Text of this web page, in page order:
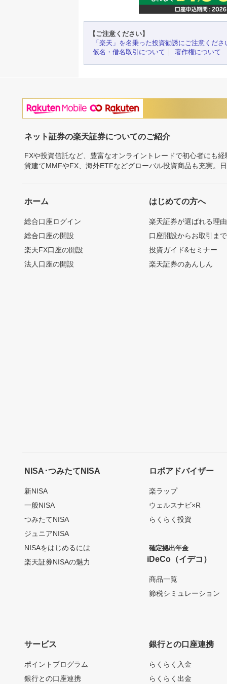
【ご注意ください】
「楽天」を名乗った投資勧誘にご注意くださ
仮名・借名取引について
著作権について
ネット証券の楽天証券についてのご紹介
FXや投資信託など、豊富なオンライントレードで初心者にも
貨建てMMFやFX、海外ETFなどグローバル投資商品も充実。
ホーム
総合口座ログイン
総合口座の開設
楽天FX口座の開設
法人口座の開設
はじめての方へ
楽天証券が選ばれる理由
口座開設からお取引ま
投資ガイド&セミナー
楽天証券のあんしん
NISA･つみたてNISA
新NISA
一般NISA
つみたてNISA
ジュニアNISA
NISAをはじめるには
楽天証券NISAの魅力
ロボアドバイザー
楽ラップ
ウェルスナビ×R
らくらく投資
確定拠出年金
iDeCo（イデコ）
商品一覧
節税シミュレーション
サービス
ポイントプログラム
銀行との口座連携
銀行との口座連携
らくらく入金
らくらく出金